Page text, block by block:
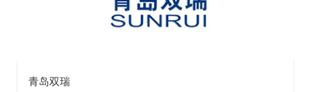
青岛双瑞